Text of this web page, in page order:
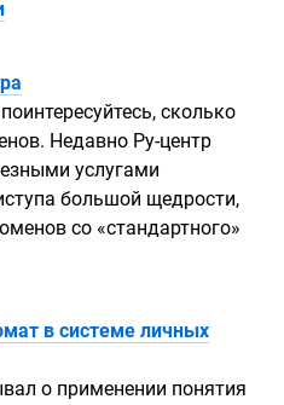
поинтересуйтесь, сколько
Недавно Ру-центр
услугами
большой щедрости,
со «стандартного»
в системе личных
о применении понятия